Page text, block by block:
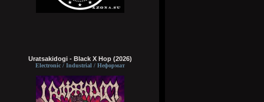
Uratsakidogi - Black X Hop (2026)
Electronic / Industrial / Неформат